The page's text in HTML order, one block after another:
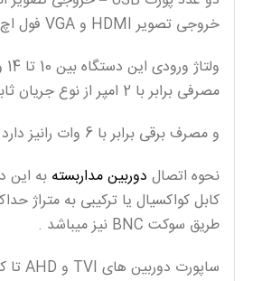
خروجی تصویر HDMI و VGA فول اچ دی نیز میباشد .
مصرفی برابر با 2 امپر از نوع جریان ثابت DC
و مصرف برقی برابر با 6 وات رانیز دارد .
نحوه اتصال دوربین مداربسته به این
طریق سوکت BNC نیز میباشد .